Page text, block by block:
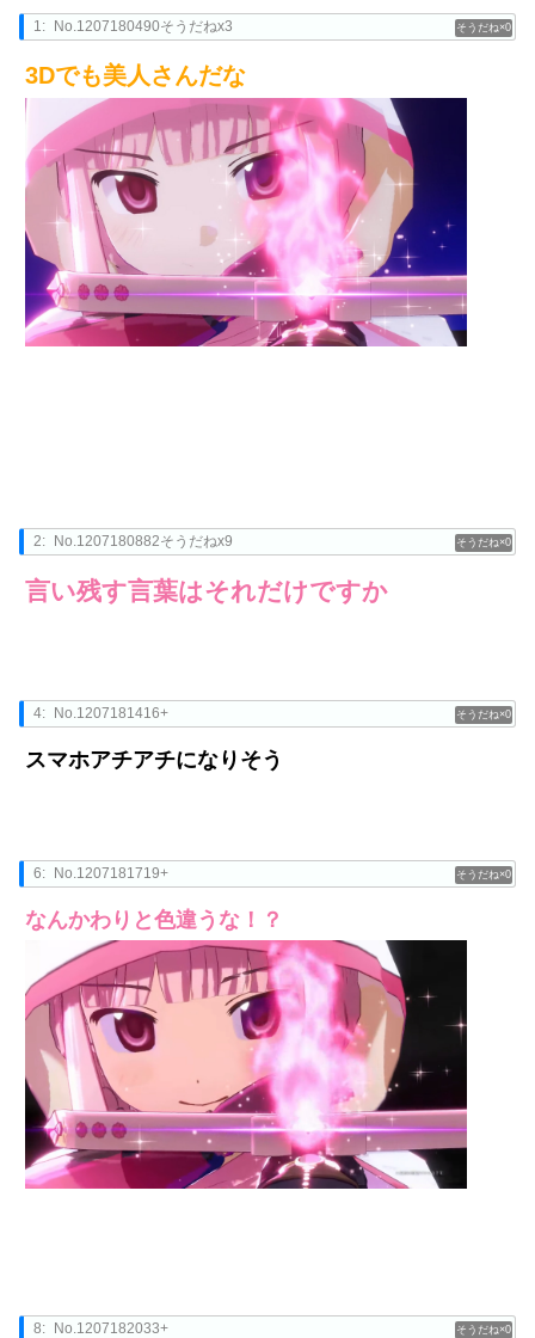
0
1: No.1207180490そうだねx3
3Dでも美人さんだな
0
2: No.1207180882そうだねx9
言い残す言葉はそれだけですか
0
4: No.1207181416+
スマホアチアチになりそう
0
6: No.1207181719+
なんかわりと色違うな！？
0
8: No.1207182033+